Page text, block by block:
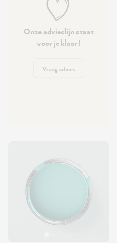
Onze advieslijn staat
voor je klaar!
Vraag advies